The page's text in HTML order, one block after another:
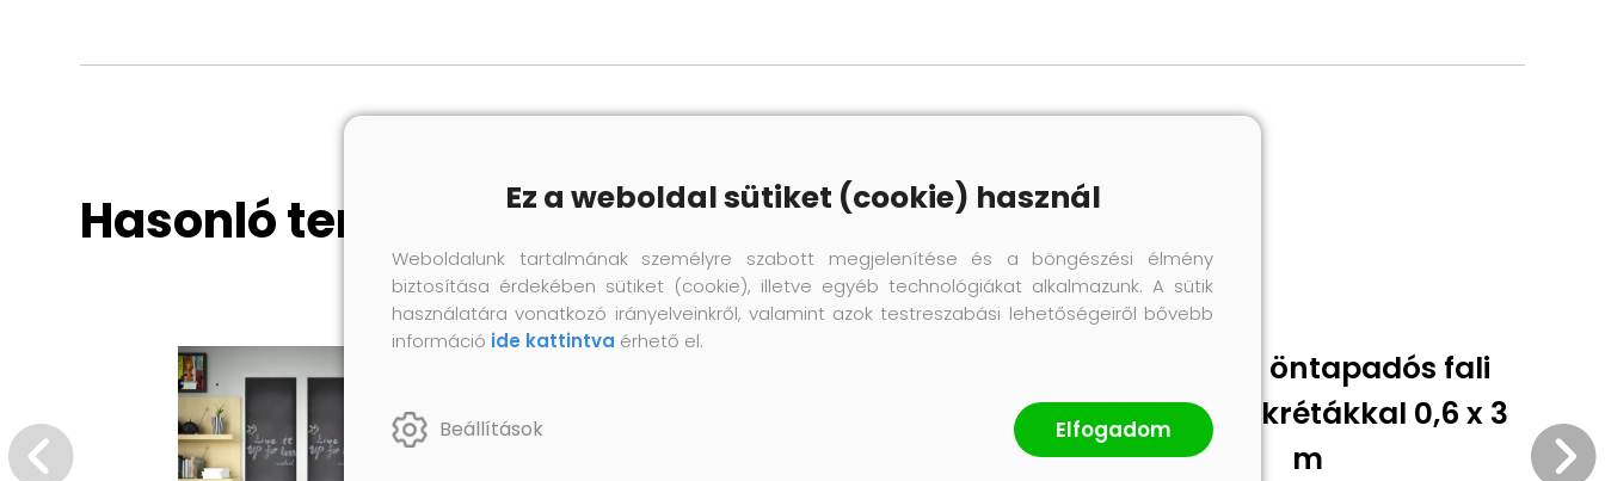
Hasonló termékek
2 tekercs öntapadós fali
táblafólia krétákkal 0,6 x 3
m
Ez a weboldal sütiket (cookie) használ
Weboldalunk tartalmának személyre szabott megjelenítése és a böngészési élmény
biztosítása érdekében sütiket (cookie), illetve egyéb technológiákat alkalmazunk. A sütik
használatára vonatkozó irányelveinkről, valamint azok testreszabási lehetőségeiről bővebb
információ ide kattintva érhető el.
Beállítások Elfogadom